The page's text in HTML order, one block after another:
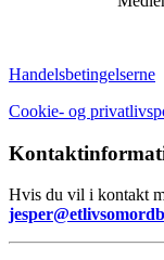
Handelsbetingelserne
Cookie- og
Hvis du vil i kontakt